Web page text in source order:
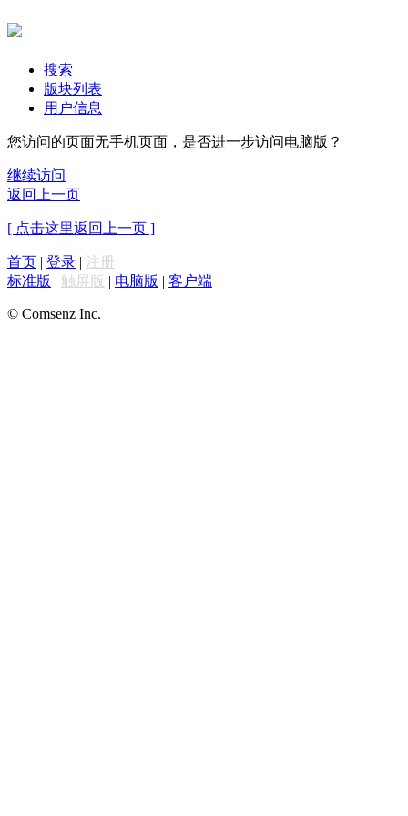
搜索
版块列表
用户信息
您访问的页面无手机页面，是否进一步访问电脑版？
继续访问
返回上一页
[ 点击这里返回上一页 ]
首页 | 登录 | 注册
标准版 | 触屏版 | 电脑版 | 客户端
© Comsenz Inc.